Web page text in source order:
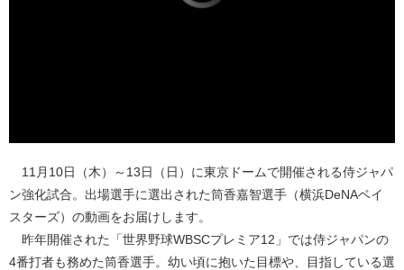
11月10日（木）～13日（日）に東京ドームで開催される侍ジャパ
ン強化試合。出場選手に選出された筒香嘉智選手（横浜DeNAベイ
スターズ）の動画をお届けします。
昨年開催された「世界野球WBSCプレミア12」では侍ジャパンの
4番打者も務めた筒香選手。幼い頃に抱いた目標や、目指している選